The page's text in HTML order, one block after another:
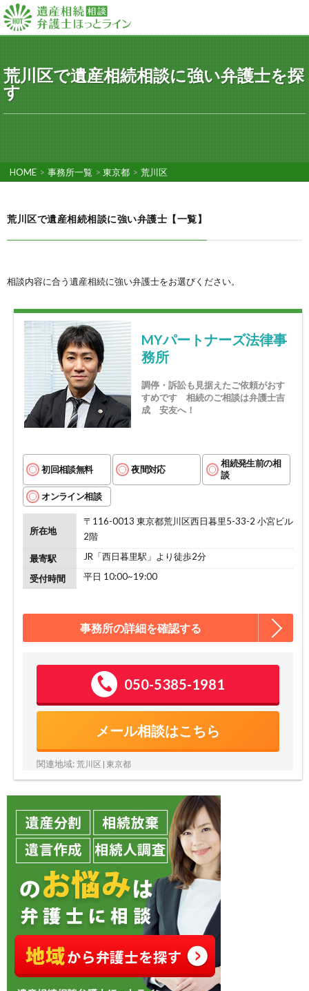
荒川区で遺産相続相談に強い弁護士を探
す
HOME > 事務所一覧 > 東京都 > 荒川区
荒川区で遺産相続相談に強い弁護士【一覧】
相談内容に合う遺産相続に強い弁護士をお選びください。
MYパートナーズ法律事
務所
調停・訴訟も見据えたご依頼がおす
すめです 相続のご相談は弁護士吉
成 安友へ！
初回相談無料 夜間対応
相続発生前の相
談
オンライン相談
所在地
〒116-0013 東京都荒川区西日暮里5-33-2 小宮ビル
2階
最寄駅
JR「西日暮里駅」より徒歩2分
受付時間
平日 10:00~19:00
事務所の詳細を確認する
050-5385-1981
メール相談はこちら
関連地域: 荒川区 | 東京都